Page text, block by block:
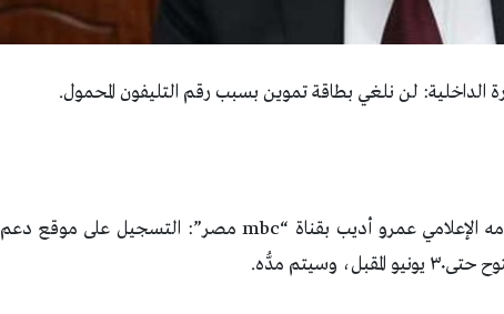
الداخلية: لن نلغي بطاقة تموين بسبب رقم التليفون المحمول.
وأضاف خلال لقائه ببرنامج “الحكاية” الذي يقدمه الإعلامي عمرو أديب بقناة “mbc مصر”: التسجيل على موقع دعم
وسيتم مدُّه.